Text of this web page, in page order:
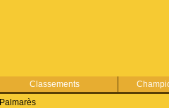
Classements
Palmarès